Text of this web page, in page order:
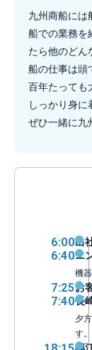
九州商船には
船での業務を
たら他のどん
船の仕事は頭
百年たっても
しっかり身に
ぜひ一緒に九
6:00出
6:40エ
機
7:25お
7:40長
夕
す。
福